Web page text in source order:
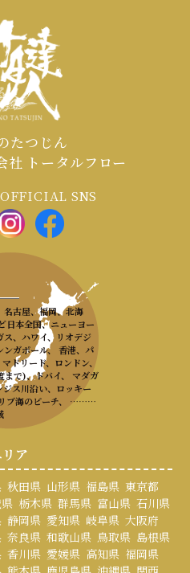
たつじん
社 トータルフロー
OFFICIAL SNS
名古屋、福岡、北海
日本全国、ニューヨー
ス、ハワイ、リオデジ
ンガポール、 香港、パ
マドリード、ロンドン、
まで)、ドバイ、 マダガ
ジス川沿い、ロッキー
ブ海のビーチ、 ………
ア
秋田県 山形県 福島県 東京都
栃木県 群馬県 富山県 石川県
静岡県 愛知県 岐阜県 大阪府
奈良県 和歌山県 鳥取県 島根県
香川県 愛媛県 高知県 福岡県